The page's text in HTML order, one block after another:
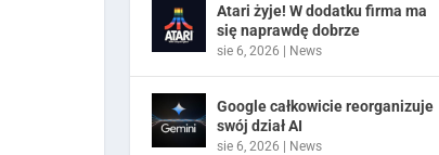
Atari żyje! W dodatku firma ma
się naprawdę dobrze
sie 6, 2026 | News
Google całkowicie reorganizuje
swój dział AI
sie 6, 2026 | News